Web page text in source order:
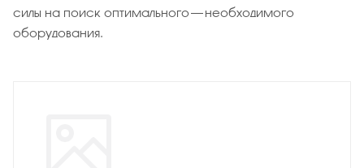
силы на поиск оптимального – необходимого
оборудования.